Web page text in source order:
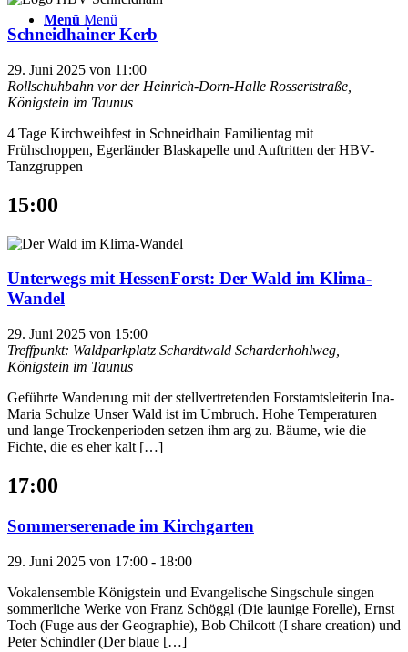
Menü Menü
Schneidhainer Kerb
29. Juni 2025 von 11:00
Rollschuhbahn vor der Heinrich-Dorn-Halle Rossertstraße,
Königstein im Taunus
4 Tage Kirchweihfest in Schneidhain Familientag mit
Frühschoppen, Egerländer Blaskapelle und Auftritten der HBV-
Tanzgruppen
15:00
Unterwegs mit HessenForst: Der Wald im Klima-
Wandel
29. Juni 2025 von 15:00
Treffpunkt: Waldparkplatz Schardtwald Scharderhohlweg,
Königstein im Taunus
Geführte Wanderung mit der stellvertretenden Forstamtsleiterin Ina-
Maria Schulze Unser Wald ist im Umbruch. Hohe Temperaturen
und lange Trockenperioden setzen ihm arg zu. Bäume, wie die
Fichte, die es eher kalt […]
17:00
Sommerserenade im Kirchgarten
29. Juni 2025 von 17:00 - 18:00
Vokalensemble Königstein und Evangelische Singschule singen
sommerliche Werke von Franz Schöggl (Die launige Forelle), Ernst
Toch (Fuge aus der Geographie), Bob Chilcott (I share creation) und
Peter Schindler (Der blaue […]